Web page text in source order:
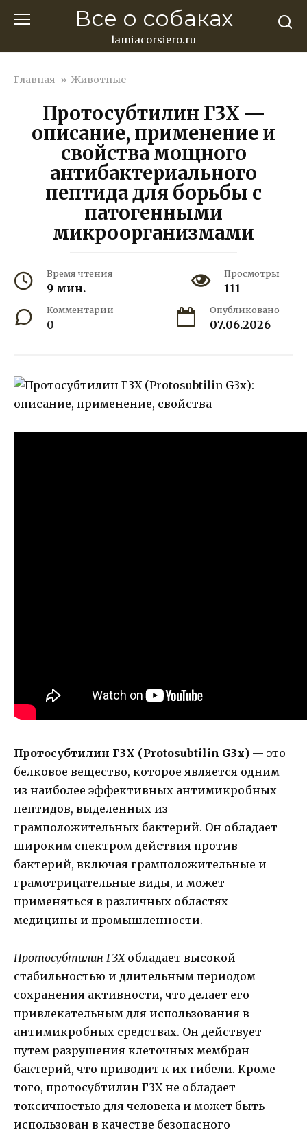
Все о собаках
lamiacorsiero.ru
Главная » Животные
Протосубтилин Г3Х —
описание, применение и
свойства мощного
антибактериального
пептида для борьбы с
патогенными
микроорганизмами
Время чтения
9 мин.
Просмотры
111
Комментарии
0
Опубликовано
07.06.2026
Протосубтилин Г3Х (Protosubtilin G3x) — это
белковое вещество, которое является одним
из наиболее эффективных антимикробных
пептидов, выделенных из
грамположительных бактерий. Он обладает
широким спектром действия против
бактерий, включая грамположительные и
грамотрицательные виды, и может
применяться в различных областях
медицины и промышленности.
Протосубтилин Г3Хобладает высокой
стабильностью и длительным периодом
сохранения активности, что делает его
привлекательным для использования в
антимикробных средствах. Он действует
путем разрушения клеточных мембран
бактерий, что приводит к их гибели. Кроме
того, протосубтилин Г3Х не обладает
токсичностью для человека и может быть
использован в качестве безопасного